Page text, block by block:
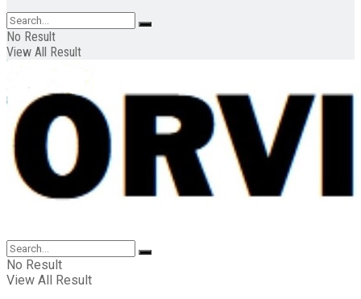
No Result
View All Result
No Result
View All Result